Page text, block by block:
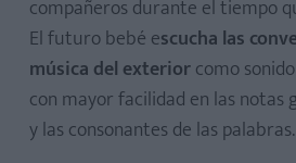
compañeros durante el tiempo
El futuro bebé escucha las
música del exteriorcomo
con mayor facilidad en las notas
y las consonantes de las palabras.